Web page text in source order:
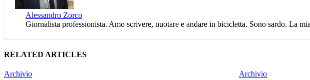
Alessandro Zorco
Giornalista professionista. Amo scrivere, nuotare e andare in bicicletta. Sono sardo. La
RELATED ARTICLES
Archivio Archivio